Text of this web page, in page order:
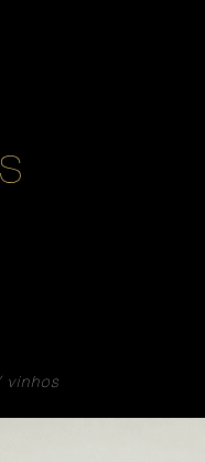
vinhos